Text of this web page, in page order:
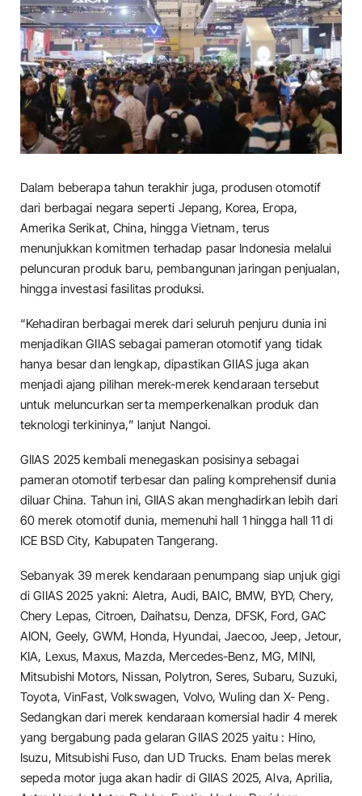
Dalam beberapa tahun terakhir juga, produsen otomotif
dari berbagai negara seperti Jepang, Korea, Eropa,
Amerika Serikat, China, hingga Vietnam, terus
menunjukkan komitmen terhadap pasar Indonesia melalui
peluncuran produk baru, pembangunan jaringan penjualan,
hingga investasi fasilitas produksi.
“Kehadiran berbagai merek dari seluruh penjuru dunia ini
menjadikan GIIAS sebagai pameran otomotif yang tidak
hanya besar dan lengkap, dipastikan GIIAS juga akan
menjadi ajang pilihan merek-merek kendaraan tersebut
untuk meluncurkan serta memperkenalkan produk dan
teknologi terkininya,” lanjut Nangoi.
GIIAS 2025 kembali menegaskan posisinya sebagai
pameran otomotif terbesar dan paling komprehensif dunia
diluar China. Tahun ini, GIIAS akan menghadirkan lebih dari
60 merek otomotif dunia, memenuhi hall 1 hingga hall 11 di
ICE BSD City, Kabupaten Tangerang.
Sebanyak 39 merek kendaraan penumpang siap unjuk gigi
di GIIAS 2025 yakni: Aletra, Audi, BAIC, BMW, BYD, Chery,
Chery Lepas, Citroen, Daihatsu, Denza, DFSK, Ford, GAC
AION, Geely, GWM, Honda, Hyundai, Jaecoo, Jeep, Jetour,
KIA, Lexus, Maxus, Mazda, Mercedes-Benz, MG, MINI,
Mitsubishi Motors, Nissan, Polytron, Seres, Subaru, Suzuki,
Toyota, VinFast, Volkswagen, Volvo, Wuling dan X- Peng.
Sedangkan dari merek kendaraan komersial hadir 4 merek
yang bergabung pada gelaran GIIAS 2025 yaitu : Hino,
Isuzu, Mitsubishi Fuso, dan UD Trucks. Enam belas merek
sepeda motor juga akan hadir di GIIAS 2025, Alva, Aprilia,